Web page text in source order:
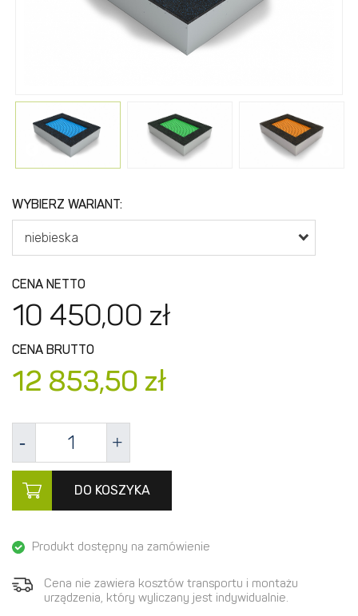
WYBIERZ WARIANT:
niebieska
CENA NETTO
10 450,00 zł
CENA BRUTTO
12 853,50 zł
DO KOSZYKA
Produkt dostępny na zamówienie
Cena nie zawiera kosztów transportu i montażu
urządzenia, który wyliczany jest indywidualnie.